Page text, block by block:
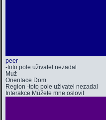
peer
-toto pole uživatel nezadal
Muž
Orientace Dom
Region -toto pole uživatel nezadal
Interakce Můžete mne oslovit